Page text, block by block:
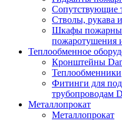
Сопутствующие
Стволы, рукава
Шкафы
пожаротушения
Теплообменное
Кронштейны
Теплообменники
Фитинги для
трубопроводам
Металлопрокат
Металлопрокат